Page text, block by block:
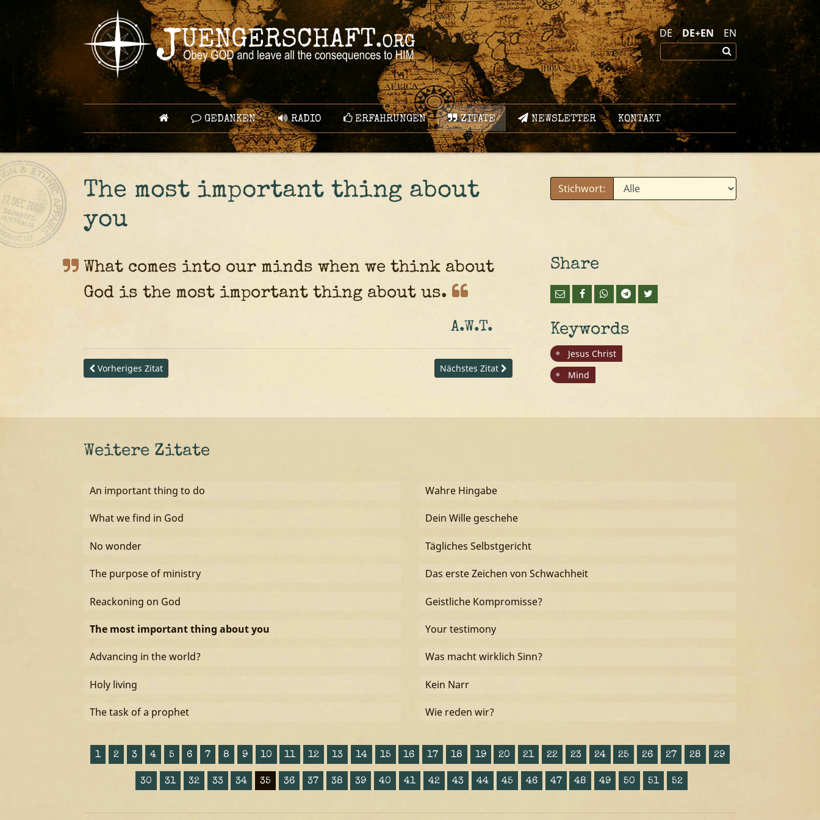
GEDANKEN RADIO ERFAHRUNGEN ZITATE NEWSLETTER KONTAKT
DE DE+EN EN
The most important thing about
you
Stichwort:
What comes into our minds when we think about
God is the most important thing about us.
A.W.T.
Vorheriges Zitat Nächstes Zitat
Share
Keywords
Jesus Christ
Mind
Weitere Zitate
An important thing to do Wahre Hingabe
What we find in God Dein Wille geschehe
No wonder Tägliches Selbstgericht
The purpose of ministry Das erste Zeichen von Schwachheit
Reackoning on God Geistliche Kompromisse?
The most important thing about you Your testimony
Advancing in the world? Was macht wirklich Sinn?
Holy living Kein Narr
The task of a prophet Wie reden wir?
1 2 3 4 5 6 7 8 9 10 11 12 13 14 15 16 17 18 19 20 21 22 23 24 25 26 27 28 29
30 31 32 33 34 35 36 37 38 39 40 41 42 43 44 45 46 47 48 49 50 51 52